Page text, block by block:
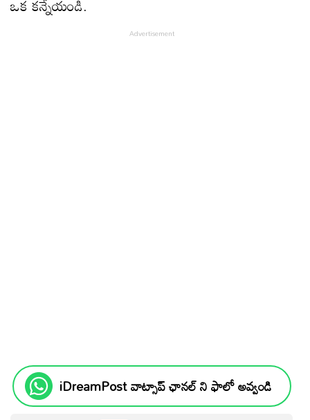
ఒక క‌న్నేయండి.
iDreamPost వాట్సాప్ ఛానల్ ని ఫాలో అవ్వండి